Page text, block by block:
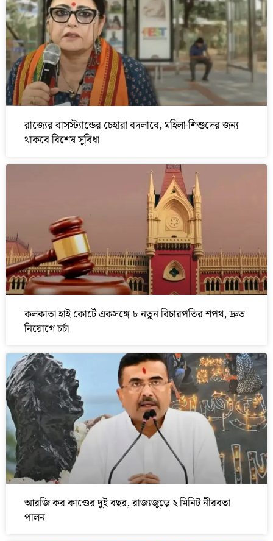
রাজ্যের বাসস্ট্যান্ডের চেহারা বদলাবে, মহিলা-শিশুদের জন্য
থাকবে বিশেষ সুবিধা
কলকাতা হাই কোর্টে একসঙ্গে ৮ নতুন বিচারপতির শপথ, দ্রুত
নিয়োগে চর্চা
আরজি কর কাণ্ডের দুই বছর, রাজ্যজুড়ে ২ মিনিট নীরবতা
পালন